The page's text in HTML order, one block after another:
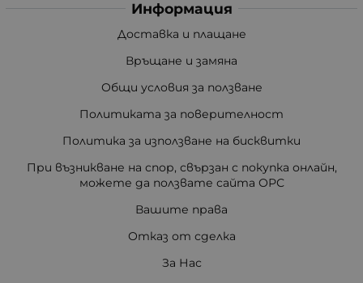
Информация
Доставка и плащане
Връщане и замяна
Общи условия за ползване
Политиката за поверителност
Политика за използване на бисквитки
При възникване на спор, свързан с покупка онлайн,
можете да ползвате сайта ОРС
Вашите права
Отказ от сделка
За Нас